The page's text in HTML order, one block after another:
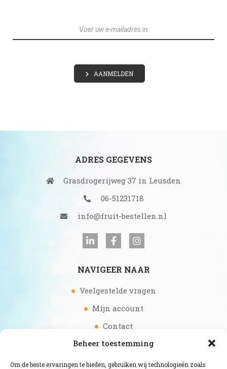
Beheer toestemming
Om de beste ervaringen te bieden, gebruiken wij technologieën zoals
AANMELDEN
ADRES GEGEVENS
Grasdrogerijweg 37 in Leusden
06-51231718
info@fruit-bestellen.nl
NAVIGEER NAAR
Veelgestelde vragen
Mijn account
Contact